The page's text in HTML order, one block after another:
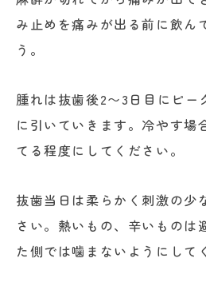
み止めを痛みが出る前に飲ん
う。
腫れは抜歯後2〜3日目にピー
に引いていきます。冷やす場
てる程度にしてください。
抜歯当日は柔らかく刺激の少
さい。熱いもの、辛いものは
た側では噛まないようにして